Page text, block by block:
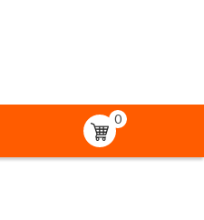
0